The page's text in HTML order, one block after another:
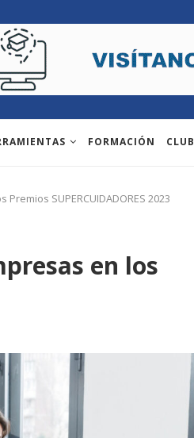
FORMACIÓN CLUB
SUPERCUIDADORES 2023
en los